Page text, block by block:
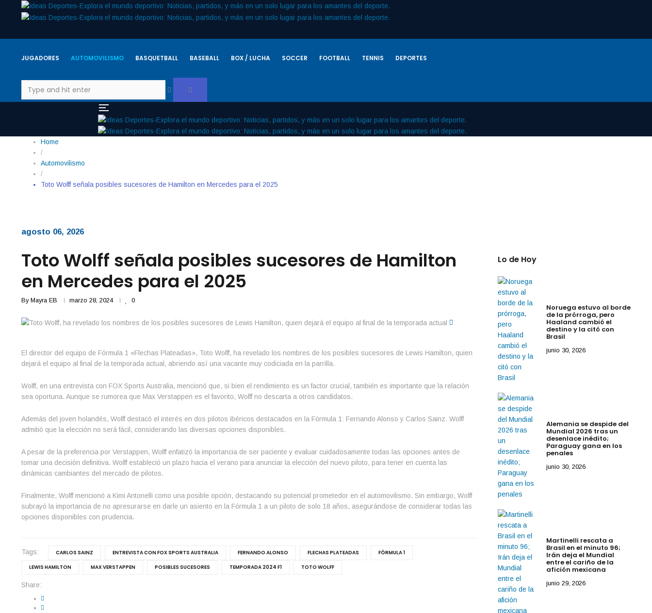
JUGADORES AUTOMOVILISMO BASQUETBALL BASEBALL BOX / LUCHA SOCCER FOOTBALL TENNIS DEPORTES
Home
/
Automovilismo
/
Toto Wolff señala posibles sucesores de Hamilton en Mercedes para el 2025
agosto 06, 2026
Toto Wolff señala posibles sucesores de Hamilton
en Mercedes para el 2025
By Mayra EB marzo 28, 2024 0
El director del equipo de Fórmula 1 «Flechas Plateadas», Toto Wolff, ha revelado los nombres de los posibles sucesores de Lewis Hamilton, quien
dejará el equipo al final de la temporada actual, abriendo así una vacante muy codiciada en la parrilla.
Wolff, en una entrevista con FOX Sports Australia, mencionó que, si bien el rendimiento es un factor crucial, también es importante que la relación
sea oportuna. Aunque se rumorea que Max Verstappen es el favorito, Wolff no descarta a otros candidatos.
Además del joven holandés, Wolff destacó el interés en dos pilotos ibéricos destacados en la Fórmula 1: Fernando Alonso y Carlos Sainz. Wolff
admitió que la elección no será fácil, considerando las diversas opciones disponibles.
A pesar de la preferencia por Verstappen, Wolff enfatizó la importancia de ser paciente y evaluar cuidadosamente todas las opciones antes de
tomar una decisión definitiva. Wolff estableció un plazo hacia el verano para anunciar la elección del nuevo piloto, para tener en cuenta las
dinámicas cambiantes del mercado de pilotos.
Finalmente, Wolff mencionó a Kimi Antonelli como una posible opción, destacando su potencial prometedor en el automovilismo. Sin embargo, Wolff
subrayó la importancia de no apresurarse en darle un asiento en la Fórmula 1 a un piloto de solo 18 años, asegurándose de considerar todas las
opciones disponibles con prudencia.
Tags: CARLOS SAINZ ENTREVISTA CON FOX SPORTS AUSTRALIA FERNANDO ALONSO FLECHAS PLATEADAS
FÓRMULA 1
LEWIS HAMILTON
MAX VERSTAPPEN POSIBLES SUCESORES TEMPORADA 2024 F1 TOTO WOLFF
Share:
Lo de Hoy
Noruega estuvo al borde
de la prórroga, pero
Haaland cambió el
destino y la citó con
Brasil
junio 30, 2026
Alemania se despide del
Mundial 2026 tras un
desenlace inédito;
Paraguay gana en los
penales
junio 30, 2026
Martinelli rescata a
Brasil en el minuto 96;
Irán deja el Mundial
entre el cariño de la
afición mexicana
junio 29, 2026